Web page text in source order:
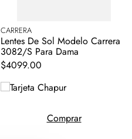
CARRERA
Lentes De Sol Modelo Carrera
3082/S Para Dama
$4099.00
Comprar